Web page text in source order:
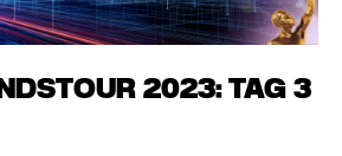
2023: TAG 3